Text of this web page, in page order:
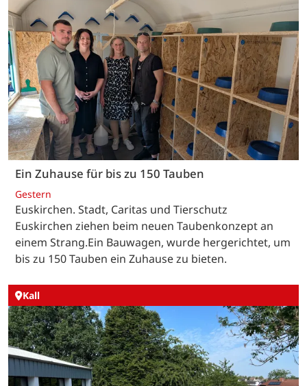
Ein Zuhause für bis zu 150 Tauben
Gestern
Euskirchen. Stadt, Caritas und Tierschutz
Euskirchen ziehen beim neuen Taubenkonzept an
einem Strang.Ein Bauwagen, wurde hergerichtet, um
bis zu 150 Tauben ein Zuhause zu bieten.
Kall